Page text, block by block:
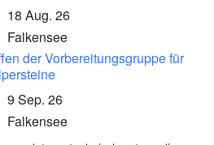
18 Aug. 26
Falkensee
der Vorbereitungsgruppe für
9 Sep. 26
Falkensee